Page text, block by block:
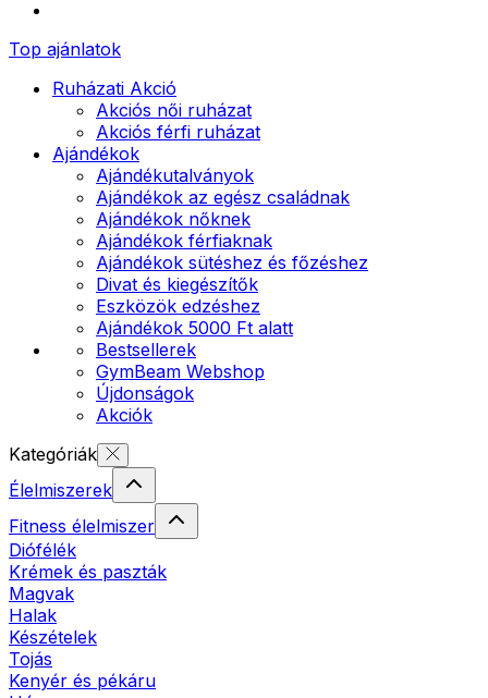
Top ajánlatok
Ruházati Akció
Akciós női ruházat
Akciós férfi ruházat
Ajándékok
Ajándékutalványok
Ajándékok az egész családnak
Ajándékok nőknek
Ajándékok férfiaknak
Ajándékok sütéshez és főzéshez
Divat és kiegészítők
Eszközök edzéshez
Ajándékok 5000 Ft alatt
Bestsellerek
GymBeam Webshop
Újdonságok
Akciók
Kategóriák
Élelmiszerek
Fitness élelmiszer
Diófélék
Krémek és paszták
Magvak
Halak
Készételek
Tojás
Kenyér és pékáru